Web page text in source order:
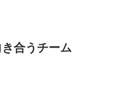
合うチーム